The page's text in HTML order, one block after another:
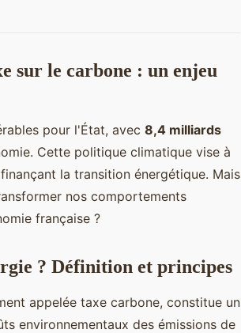
sur le carbone : un enjeu
pour l'État, avec 8,4 milliards
Cette politique climatique vise à
la transition énergétique. Mais
nos comportements
française ?
? Définition et principes
appelée taxe carbone, constitue un
environnementaux des émissions de